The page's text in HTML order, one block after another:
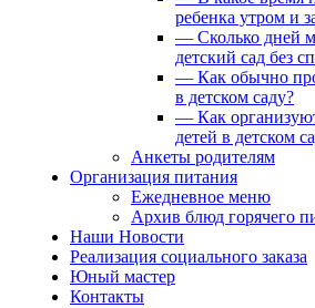
ребенка утром и
— Сколько дней
детский сад без
— Как обычно
в детском саду?
— Как
детей в детском
Анкеты родителям
Организация питания
Ежедневное меню
Архив блюд горячего
Наши Новости
Реализация социального заказа
Юный мастер
Контакты